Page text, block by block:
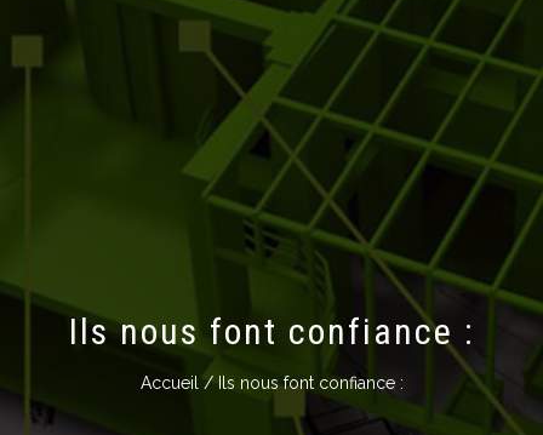
Ils nous font confiance :
Accueil/ Ils nous font confiance :